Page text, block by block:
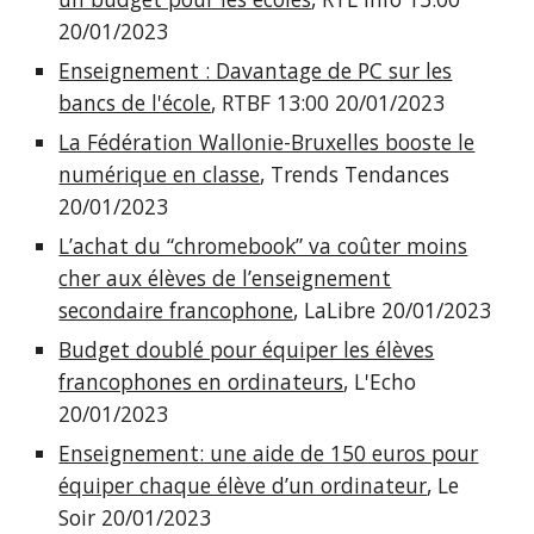
20/01/2023
Enseignement : Davantage de PC sur les
bancs de l'école, RTBF 13:00 20/01/2023
La Fédération Wallonie-Bruxelles booste le
numérique en classe, Trends Tendances
20/01/2023
L’achat du “chromebook” va coûter moins
cher aux élèves de l’enseignement
secondaire francophone, LaLibre 20/01/2023
Budget doublé pour équiper les élèves
francophones en ordinateurs, L'Echo
20/01/2023
Enseignement: une aide de 150 euros pour
équiper chaque élève d’un ordinateur, Le
Soir 20/01/2023